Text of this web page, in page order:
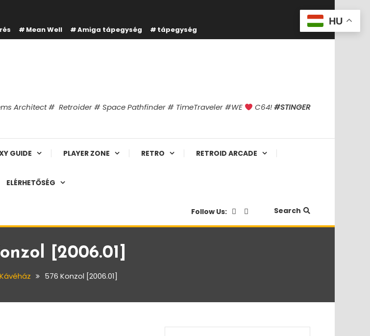
Mean Well Amiga tápegység tápegység
Architect # Retroider # Space Pathfinder # TimeTraveler #WE C64!#STINGER
GUIDE PLAYER ZONE RETRO RETROID ARCADE
ELÉRHETŐSÉG
Follow Us: Search
[2006.01]
Kávéház 576 Konzol [2006.01]
HU